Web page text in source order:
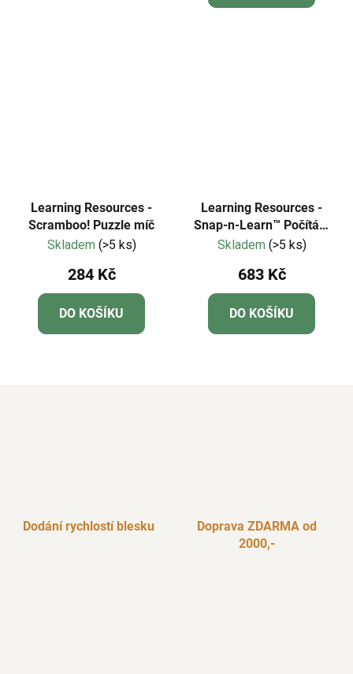
z
Learning Resources -
Scramboo! Puzzle míč
Skladem (>5 ks)
284 Kč
DO KOŠÍKU
Learning Resources -
Snap-n-Learn™ Počítání
kravičky
Skladem (>5 ks)
683 Kč
DO KOŠÍKU
Dodání rychlostí blesku
Doprava ZDARMA od
2000,-